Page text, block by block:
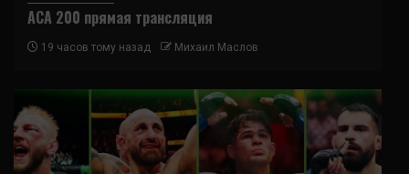
ACA 200 прямая трансляция
19 часов тому назад Михаил Маслов